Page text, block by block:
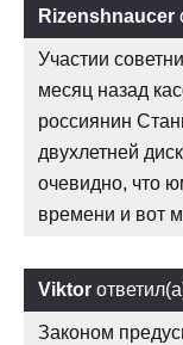
Rizenshnaucer
Участии
месяц назад
россиянин
двухлетней
очевидно, что
времени и вот
Viktor
Законом